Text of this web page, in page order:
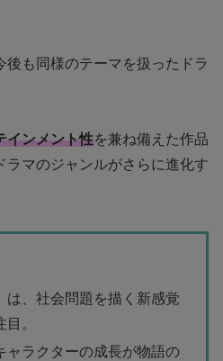
も同様のテーマを扱ったドラ
インメント性を兼ね備えた作品
ラマのジャンルがさらに進化す
は、社会問題を描く新感覚
。
ャラクターの成長が物語の